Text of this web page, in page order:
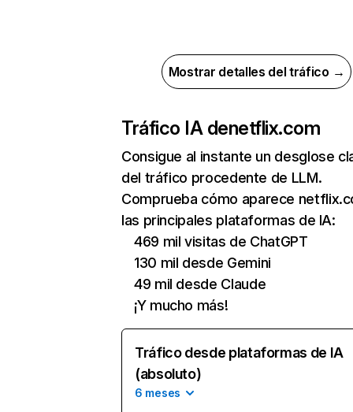
Mostrar detalles del tráfico →
Tráfico IA denetflix.com
Consigue al instante un desglose
del tráfico procedente de LLM.
Comprueba cómo aparece
las principales plataformas de IA:
469 mil visitas de ChatGPT
130 mil desde Gemini
49 mil desde Claude
¡Y mucho más!
Tráfico desde plataformas de IA
(absoluto)
6 meses